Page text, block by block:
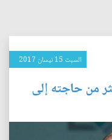
السبت 15 نيسان 2017
من حاجته إلى